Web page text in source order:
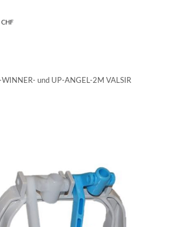
WINNER- und UP-ANGEL-2M VALSIR